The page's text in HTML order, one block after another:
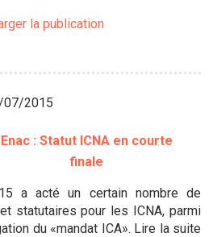
la publication
07/2015
Enac : Statut ICNA en courte
finale
a acté un certain nombre de
statutaires pour les ICNA, parmi
du «mandat ICA». Lire la suite